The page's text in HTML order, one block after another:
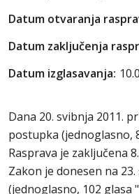
Datum otvaranja
Datum zaključenja
Datum izglasavanja:
Dana 20. svibnja 2011.
postupka (jednoglasno,
Rasprava je zaključena
Zakon je donesen na
(jednoglasno, 102 glasa